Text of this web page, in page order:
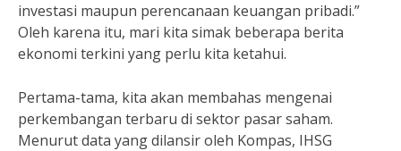
investasi maupun perencanaan keuangan pribadi.”
Oleh karena itu, mari kita simak beberapa berita
ekonomi terkini yang perlu kita ketahui.
Pertama-tama, kita akan membahas mengenai
perkembangan terbaru di sektor pasar saham.
Menurut data yang dilansir oleh Kompas, IHSG